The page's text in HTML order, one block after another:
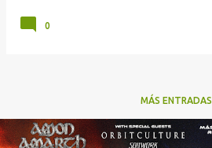
0
MÁS ENTRADAS